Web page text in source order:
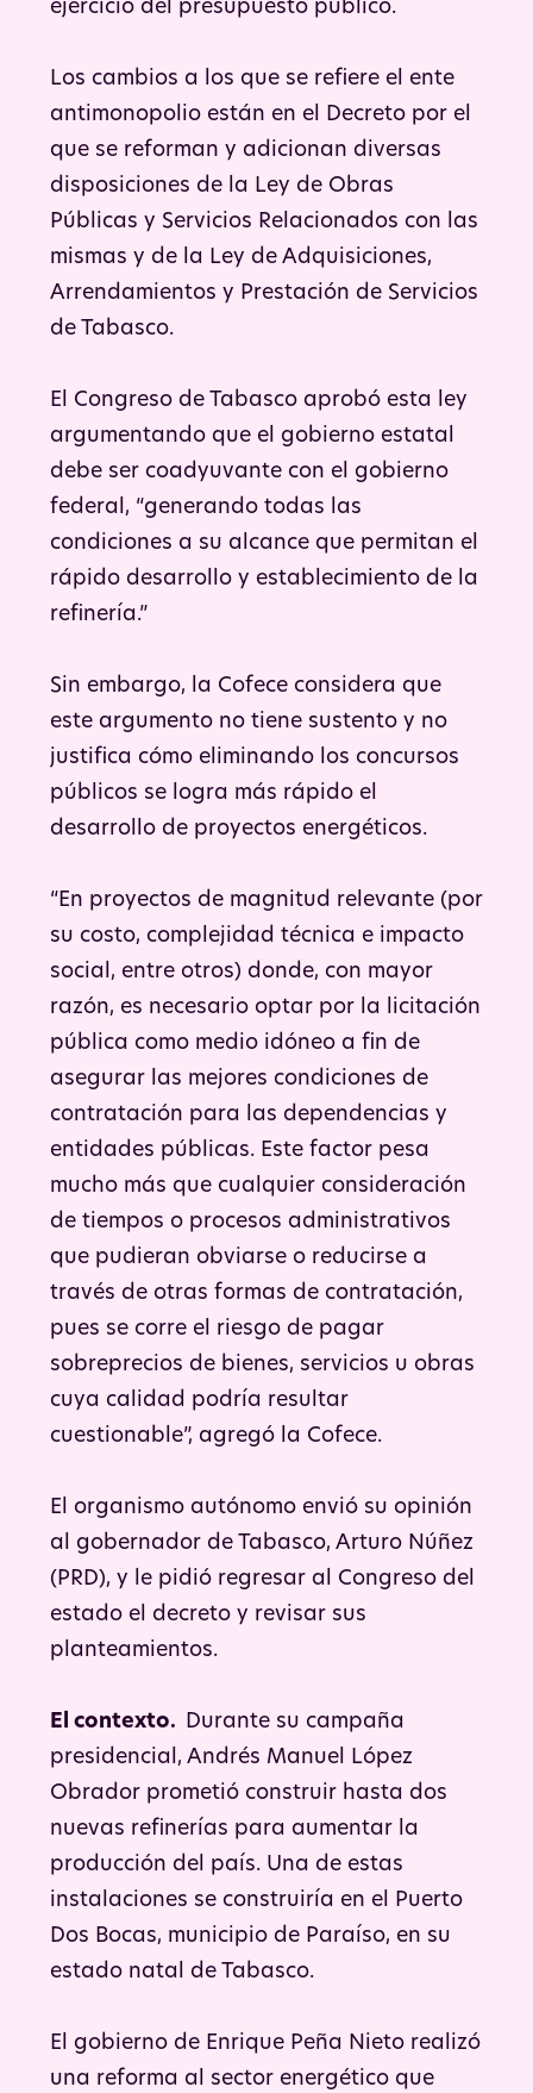
ejercicio del presupuesto público.
Los cambios a los que se refiere el ente
antimonopolio están en el Decreto por el
que se reforman y adicionan diversas
disposiciones de la Ley de Obras
Públicas y Servicios Relacionados con las
mismas y de la Ley de Adquisiciones,
Arrendamientos y Prestación de Servicios
de Tabasco.
El Congreso de Tabasco aprobó esta ley
argumentando que el gobierno estatal
debe ser coadyuvante con el gobierno
federal, “generando todas las
condiciones a su alcance que permitan el
rápido desarrollo y establecimiento de la
refinería.”
Sin embargo, la Cofece considera que
este argumento no tiene sustento y no
justifica cómo eliminando los concursos
públicos se logra más rápido el
desarrollo de proyectos energéticos.
“En proyectos de magnitud relevante (por
su costo, complejidad técnica e impacto
social, entre otros) donde, con mayor
razón, es necesario optar por la licitación
pública como medio idóneo a fin de
asegurar las mejores condiciones de
contratación para las dependencias y
entidades públicas. Este factor pesa
mucho más que cualquier consideración
de tiempos o procesos administrativos
que pudieran obviarse o reducirse a
través de otras formas de contratación,
pues se corre el riesgo de pagar
sobreprecios de bienes, servicios u obras
cuya calidad podría resultar
cuestionable”, agregó la Cofece.
El organismo autónomo envió su opinión
al gobernador de Tabasco, Arturo Núñez
(PRD), y le pidió regresar al Congreso del
estado el decreto y revisar sus
planteamientos.
El contexto.
Durante su campaña
presidencial, Andrés Manuel López
Obrador prometió construir hasta dos
nuevas refinerías para aumentar la
producción del país. Una de estas
instalaciones se construiría en el Puerto
Dos Bocas, municipio de Paraíso, en su
estado natal de Tabasco.
El gobierno de Enrique Peña Nieto realizó
una reforma al sector energético que